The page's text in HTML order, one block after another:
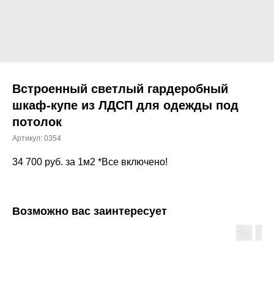
Встроенный светлый гардеробный
шкаф-купе из ЛДСП для одежды под
потолок
Артикул: 0354
34 700 руб. за 1м2 *Все включено!
Возможно вас заинтересует